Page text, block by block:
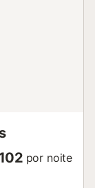
por noite